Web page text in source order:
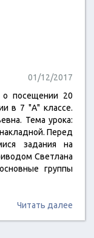
01/12/2017
о посещении 20
в 7 "А" классе.
Тема урока:
Перед
задания на
Светлана
группы
Читать далее